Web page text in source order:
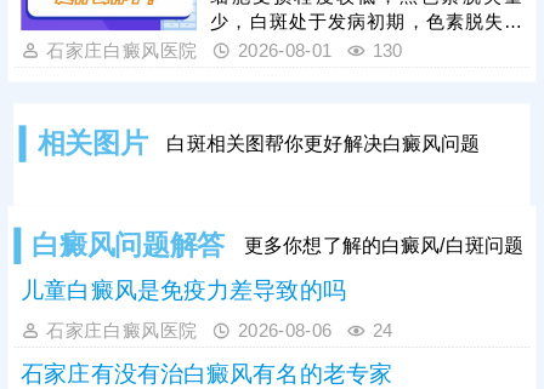
少，白斑处于发病初期，色素脱失尚
未完全固化，是治疗的黄金阶段。但
响，黑色素细胞损伤会持续加重，白
度。因此，发现初期模糊白斑需高度
重视，务必尽早到正规
石家庄白癜风医院 2026-08-01 130
相关图片 白斑相关图帮你更好解决白癜风问题
白癜风问题解答 更多你想了解的白癜风/白斑问题
儿童白癜风是免疫力差导致的吗
石家庄白癜风医院 2026-08-06 24
石家庄有没有治白癜风有名的老专家